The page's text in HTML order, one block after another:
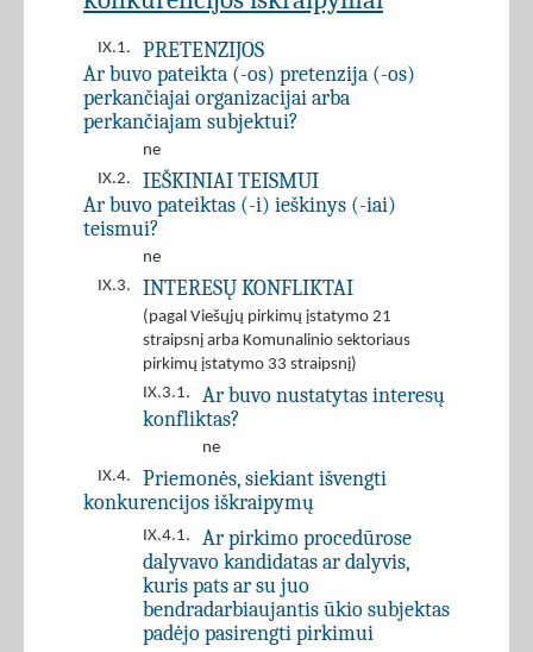
IX.1.
PRETENZIJOS
Ar buvo pateikta (-os) pretenzija (-os)
perkančiajai organizacijai arba
perkančiajam subjektui?
ne
IX.2.
IEŠKINIAI TEISMUI
Ar buvo pateiktas (-i) ieškinys (-iai)
teismui?
ne
IX.3.
INTERESŲ KONFLIKTAI
(pagal Viešųjų pirkimų įstatymo 21
straipsnį arba Komunalinio sektoriaus
pirkimų įstatymo 33 straipsnį)
IX.3.1.
Ar buvo nustatytas interesų
konfliktas?
ne
IX.4.
Priemonės, siekiant išvengti
konkurencijos iškraipymų
IX.4.1.
Ar pirkimo procedūrose
dalyvavo kandidatas ar dalyvis,
kuris pats ar su juo
bendradarbiaujantis ūkio subjektas
padėjo pasirengti pirkimui